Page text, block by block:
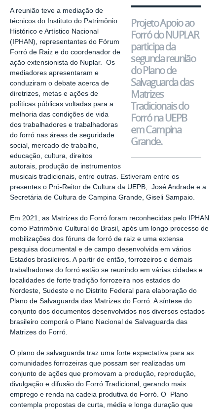
Projeto Apoio ao
Forró do NUPLAR
participa da
segunda reunião
do Plano de
Salvaguarda das
Matrizes
Tradicionais do
Forró na UEPB
em Campina
Grande.
A reunião teve a mediação de
técnicos do Instituto do Patrimônio
Histórico e Artístico Nacional
(IPHAN), representantes do Fórum
Forró de Raiz e do coordenador de
ação extensionista do Nuplar. Os
mediadores apresentaram e
conduziram o debate acerca de
diretrizes, metas e ações de
políticas públicas voltadas para a
melhoria das condições de vida
dos trabalhadores e trabalhadoras
do forró nas áreas de seguridade
social, mercado de trabalho,
educação, cultura, direitos
autorais, produção de instrumentos
musicais tradicionais, entre outras. Estiveram entre os
presentes o Pró-Reitor de Cultura da UEPB, José Andrade e a
Secretária de Cultura de Campina Grande, Giseli Sampaio.
Em 2021, as Matrizes do Forró foram reconhecidas pelo IPHAN
como Patrimônio Cultural do Brasil, após um longo processo de
mobilizações dos fóruns de forró de raiz e uma extensa
pesquisa documental e de campo desenvolvida em vários
Estados brasileiros. A partir de então, forrozeiros e demais
trabalhadores do forró estão se reunindo em várias cidades e
localidades de forte tradição forrozeira nos estados do
Nordeste, Sudeste e no Distrito Federal para elaboração do
Plano de Salvaguarda das Matrizes do Forró. A síntese do
conjunto dos documentos desenvolvidos nos diversos estados
brasileiro comporá o Plano Nacional de Salvaguarda das
Matrizes do Forró.
O plano de salvaguarda traz uma forte expectativa para as
comunidades forrozeiras que possam ser realizadas um
conjunto de ações que promovam a produção, reprodução,
divulgação e difusão do Forró Tradicional, gerando mais
emprego e renda na cadeia produtiva do Forró. O Plano
contempla propostas de curta, média e longa duração que